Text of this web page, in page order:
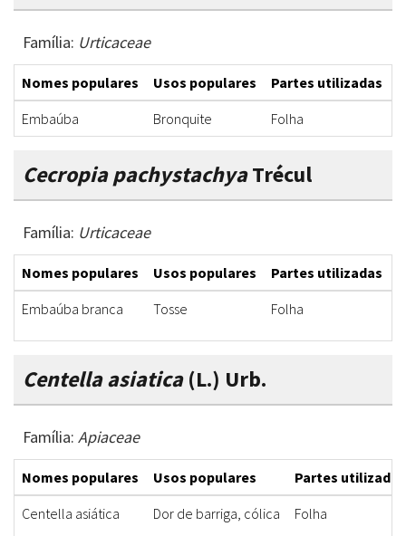
Família: Urticaceae
Nomes populares Usos populares Partes utilizadas
Embaúba
Bronquite Folha
Cecropia pachystachyaTrécul
Família: Urticaceae
Nomes populares Usos populares Partes utilizadas
Embaúba branca
Tosse Folha
Centella asiatica(L.) Urb.
Família: Apiaceae
Nomes populares Usos populares
Partes utilizadas
Centella asiática
Dor de barriga, cólica Folha